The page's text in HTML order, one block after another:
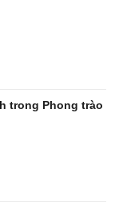
trong Phong trào